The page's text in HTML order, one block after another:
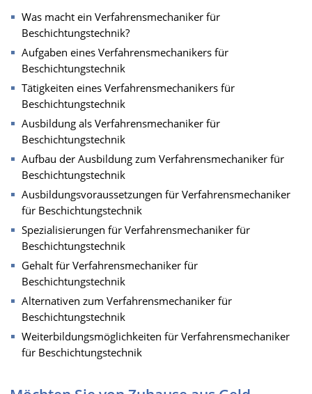
Was macht ein Verfahrensmechaniker für
Beschichtungstechnik?
Aufgaben eines Verfahrensmechanikers für
Beschichtungstechnik
Tätigkeiten eines Verfahrensmechanikers für
Beschichtungstechnik
Ausbildung als Verfahrensmechaniker für
Beschichtungstechnik
Aufbau der Ausbildung zum Verfahrensmechaniker für
Beschichtungstechnik
Ausbildungsvoraussetzungen für Verfahrensmechaniker
für Beschichtungstechnik
Spezialisierungen für Verfahrensmechaniker für
Beschichtungstechnik
Gehalt für Verfahrensmechaniker für
Beschichtungstechnik
Alternativen zum Verfahrensmechaniker für
Beschichtungstechnik
Weiterbildungsmöglichkeiten für Verfahrensmechaniker
für Beschichtungstechnik